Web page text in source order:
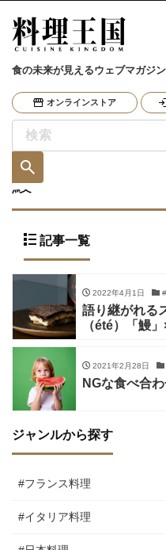
食の未来が見えるウェブマガジン
オンラインストア
鰻
記事一覧
2022年4月1日
語り継がれ
（été）「鰻
2021年2月28日
NGな食べ合
ジャンルから探す
#フランス料理
#イタリア料理